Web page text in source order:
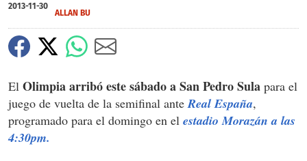
2013-11-30
ALLAN BU
El Olimpia arribó este sábado a San Pedro Sula para el
juego de vuelta de la semifinal ante Real España,
programado para el domingo en el estadio Morazán a las
4:30pm.